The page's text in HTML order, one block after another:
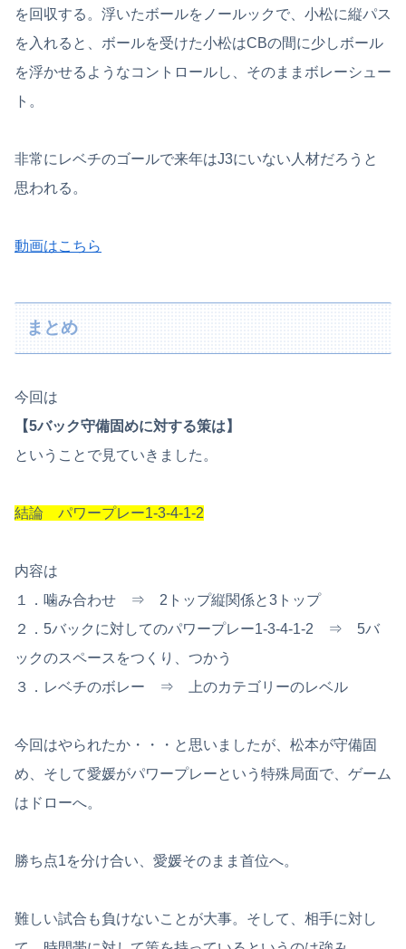
を回収する。浮いたボールをノールックで、小松に縦パス
を入れると、ボールを受けた小松はCBの間に少しボール
を浮かせるようなコントロールし、そのままボレーシュー
ト。
非常にレベチのゴールで来年はJ3にいない人材だろうと
思われる。
動画はこちら
まとめ
今回は
【5バック守備固めに対する策は】
ということで見ていきました。
結論 パワープレー1-3-4-1-2
内容は
１．噛み合わせ ⇒ 2トップ縦関係と3トップ
２．5バックに対してのパワープレー1-3-4-1-2 ⇒ 5バ
ックのスペースをつくり、つかう
３．レベチのボレー ⇒ 上のカテゴリーのレベル
今回はやられたか・・・と思いましたが、松本が守備固
め、そして愛媛がパワープレーという特殊局面で、ゲーム
はドローへ。
勝ち点1を分け合い、愛媛そのまま首位へ。
難しい試合も負けないことが大事。そして、相手に対し